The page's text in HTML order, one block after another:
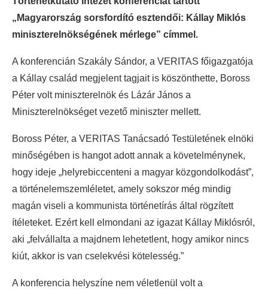
„Magyarország sorsfordító esztendői: Kállay Miklós
miniszterelnökségének mérlege” címmel.
A konferencián Szakály Sándor, a VERITAS főigazgatója
a Kállay család megjelent tagjait is köszönthette, Boross
Péter volt miniszterelnök és Lázár János a
Miniszterelnökséget vezető miniszter mellett.
Boross Péter, a VERITAS Tanácsadó Testületének elnöki
minőségében is hangot adott annak a követelménynek,
hogy ideje „helyrebiccenteni a magyar közgondolkodást”,
a történelemszemléletet, amely sokszor még mindig
magán viseli a kommunista történetírás által rögzített
ítéleteket. Ezért kell elmondani az igazat Kállay Miklósról,
aki „felvállalta a majdnem lehetetlent, hogy amikor nincs
kiút, akkor is van cselekvési kötelesség.”
A konferencia helyszíne nem véletlenül volt a